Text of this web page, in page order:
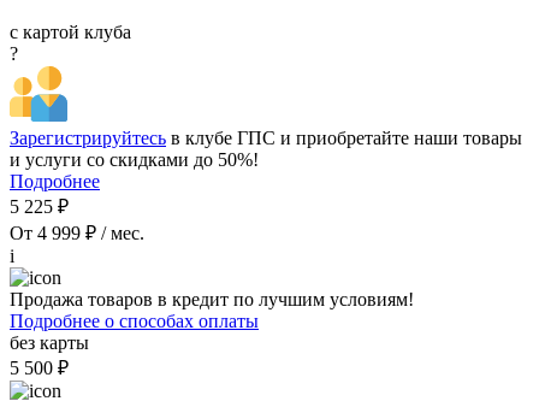
с картой клуба
?
Зарегистрируйтесь в клубе ГПС и приобретайте наши товары
и услуги со скидками до 50%!
Подробнее
5 225 ₽
От 4 999 ₽ / мес.
i
Продажа товаров в кредит по лучшим условиям!
Подробнее о способах оплаты
без карты
5 500 ₽